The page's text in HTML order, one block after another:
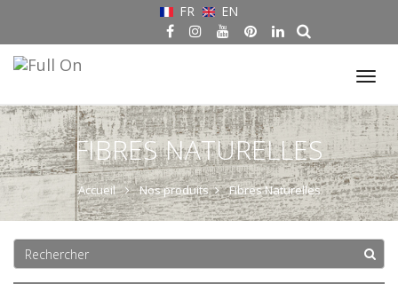
FR EN
FIBRES NATURELLES
Accueil Nos produits Fibres Naturelles